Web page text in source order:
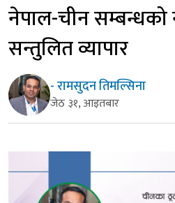
नेपाल-चीन सम्बन्धको
सन्तुलित व्यापार
- रामसुदन तिमल्सिना
जेठ ३१, आइतबार